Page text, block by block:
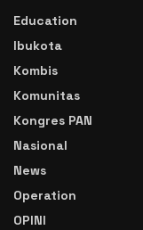
Education
Ibukota
Kombis
Komunitas
Kongres PAN
Nasional
News
Operation
OPINI